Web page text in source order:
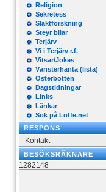
Religion
Sekretess
Släktforskning
Steyr bilar
Terjärv
Vi i Terjärv r.f.
Vitsar/Jokes
Vänsterhänta (lista)
Österbotten
Dagstidningar
Links
Länkar
Sök på Loffe.net
RESPONS
Kontakt
BESÖKSRÄKNARE
1282148